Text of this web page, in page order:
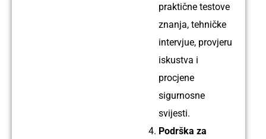
Ime:
Kailash
Profil:
Zavarivač
TIG i
ARC
praktične testove
znanja, tehničke
intervjue, provjeru
iskustva i
procjene
sigurnosne
svijesti.
Podrška za